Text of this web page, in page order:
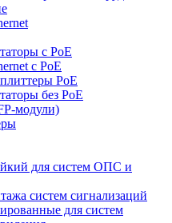
с РоЕ
с PoE
РоЕ
без РоЕ
модули)
для систем ОПС и
систем сигнализаций
для систем